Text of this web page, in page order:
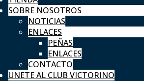
SOBRE NOSOTROS
NOTICIAS
ENLACES
PEÑAS
ENLACES
CONTACTO
UNETE AL CLUB VICTORINO